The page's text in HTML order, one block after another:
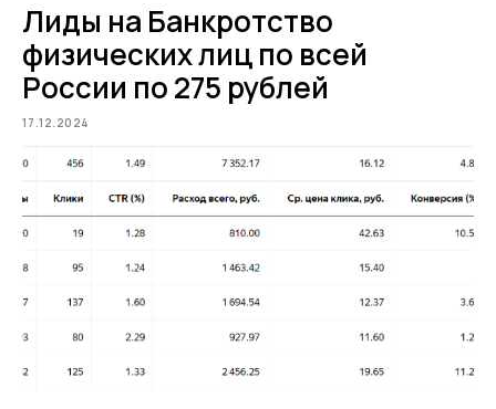
Лиды на Банкротство
физических лиц по всей
России по 275 рублей
17.12.2024